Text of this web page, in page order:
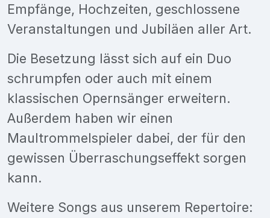
Empfänge, Hochzeiten, geschlossene
Veranstaltungen und Jubiläen aller Art.
Die Besetzung lässt sich auf ein Duo
schrumpfen oder auch mit einem
klassischen Opernsänger erweitern.
Außerdem haben wir einen
Maultrommelspieler dabei, der für den
gewissen Überraschungseffekt sorgen
kann.
Weitere Songs aus unserem Repertoire: